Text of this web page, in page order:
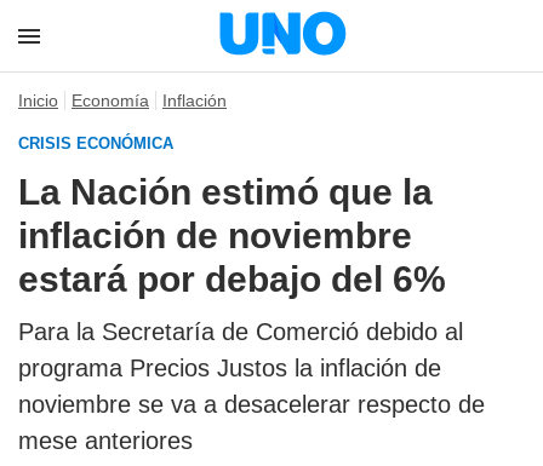
Inicio Economía Inflación
CRISIS ECONÓMICA
La Nación estimó que la
inflación de noviembre
estará por debajo del 6%
Para la Secretaría de Comerció debido al
programa Precios Justos la inflación de
noviembre se va a desacelerar respecto de
mese anteriores